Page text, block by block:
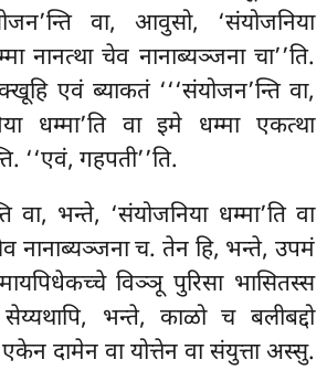
वा, आवुसो, ‘संयोजनिया
नानत्था चेव नानाब्यञ्जना चा’’ति.
एवं ब्याकतं ‘‘‘संयोजन’न्ति वा,
धम्मा’ति वा इमे धम्मा एकत्था
‘‘एवं, गहपती’’ति.
वा, भन्ते, ‘संयोजनिया धम्मा’ति वा
नानाब्यञ्जना च. तेन हि, भन्ते, उपमं
विञ्ञू पुरिसा भासितस्स
भन्ते, काळो च बलीबद्दो
एकेन दामेन वा योत्तेन वा संयुत्ता अस्सु.